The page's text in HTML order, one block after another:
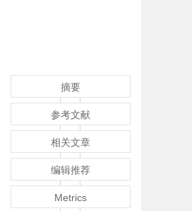
摘要
参考文献
相关文章
编辑推荐
Metrics